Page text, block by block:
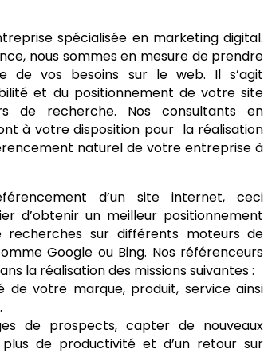
spécialisée en marketing digital.
nous sommes en mesure de prendre
de vos besoins sur le web. Il s’agit
et du positionnement de votre site
de recherche. Nos consultants en
à votre disposition pour la réalisation
naturel de votre entreprise à
d’un site internet, ceci
d’obtenir un meilleur positionnement
recherches sur différents moteurs de
Google ou Bing. Nos référenceurs
la réalisation des missions suivantes :
de votre marque, produit, service ainsi
de prospects, capter de nouveaux
de productivité et d’un retour sur